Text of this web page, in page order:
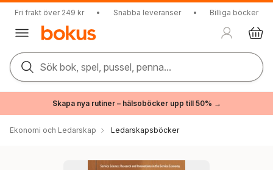
Fri frakt över 249 kr • Snabba leveranser • Billiga böcker
Sök bok, spel, pussel, penna...
Skapa nya rutiner – hälsoböcker upp till 50% →
Ekonomi och Ledarskap Ledarskapsböcker